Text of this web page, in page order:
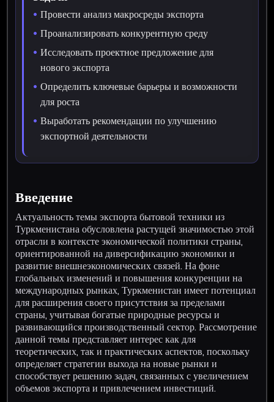
Провести анализ макросреды экспорта
Проанализировать конкурентную среду
Исследовать проектное предложение для
нового экспорта
Определить ключевые барьеры и возможности
для роста
Выработать рекомендации по улучшению
экспортной деятельности
Введение
Актуальность темы экспорта бытовой техники из
Туркменистана обусловлена растущей значимостью этой
отрасли в контексте экономической политики страны,
ориентированной на диверсификацию экономики и
развитие внешнеэкономических связей. На фоне
глобальных изменений и повышения конкуренции на
международных рынках, Туркменистан имеет потенциал
для расширения своего присутствия за пределами
страны, учитывая богатые природные ресурсы и
развивающийся производственный сектор. Рассмотрение
данной темы представляет интерес как для
теоретических, так и практических аспектов, поскольку
определяет стратегии выхода на новые рынки и
способствует решению задач, связанных с увеличением
объемов экспорта и привлечением инвестиций.